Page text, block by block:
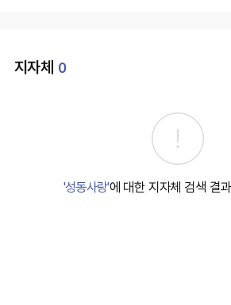
지자체 0
'성동사랑'에 대한 지자체 검색 결